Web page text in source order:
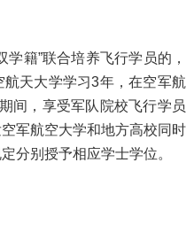
籍”联合培养飞行学员的，
天大学学习3年，在空军航
间，享受军队院校飞行学员
军航空大学和地方高校同时
分别授予相应学士学位。